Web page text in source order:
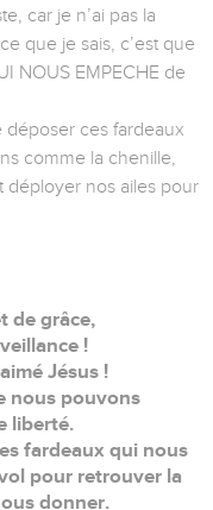
car je n’ai pas la
que je sais, c’est que
NOUS EMPECHE de
déposer ces fardeaux
comme la chenille,
déployer nos ailes pour
de grâce,
!
Jésus !
nous pouvons
liberté.
fardeaux qui nous
pour retrouver la
donner.